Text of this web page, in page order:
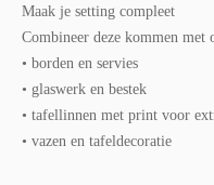
Maak je setting compleet
Combineer deze kommen met
• borden en servies
• glaswerk en bestek
• tafellinnen met print voor
• vazen en tafeldecoratie